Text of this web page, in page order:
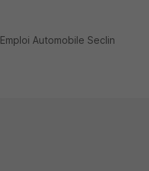
Emploi Automobile Seclin